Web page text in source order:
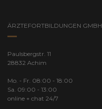
ÄRZTEFORTBILDUNGEN GMBH
Paulsbergstr. 11
28832 Achim
Mo. - Fr. 08:00 - 18:00
Sa. 09:00 - 13:00
online + chat 24/7